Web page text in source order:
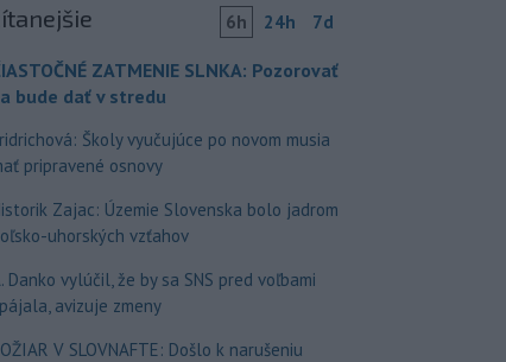
6h 24h 7d
ZATMENIE SLNKA: Pozorovať
bude dať v stredu
Školy vyučujúce po novom musia
pripravené osnovy
Zajac: Územie Slovenska bolo jadrom
uhorských vzťahov
Danko vylúčil, že by sa SNS pred voľbami
avizuje zmeny
V SLOVNAFTE: Došlo k narušeniu